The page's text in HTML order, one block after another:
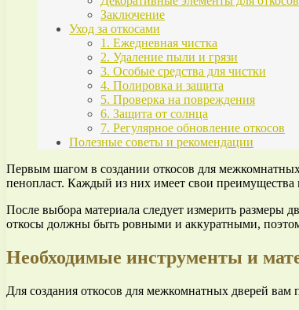
Заключение
Уход за откосами
1. Ежедневная чистка
2. Удаление пыли и грязи
3. Особые средства для чистки
4. Полировка и защита
5. Проверка на повреждения
6. Защита от солнца
7. Регулярное обновление откосов
Полезные советы и рекомендации
Первым шагом в создании откосов для
пенопласт. Каждый из них имеет свои
После выбора материала следует измерить размеры
откосы должны быть ровными и аккуратными,
Необходимые инструменты и
Для создания откосов для межкомнатных дверей